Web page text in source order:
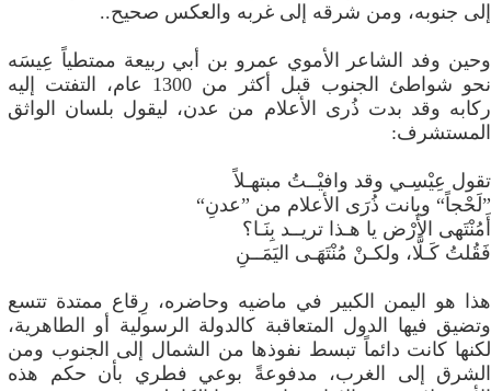
إلى جنوبه، ومن شرقه إلى غربه والعكس صحيح..
وحين وفد الشاعر الأموي عمرو بن أبي ربيعة ممتطياً عِيسَه
نحو شواطئ الجنوب قبل أكثر من 1300 عام، التفتت إليه
ركابه وقد بدت ذُرى الأعلام من عدن، ليقول بلسان الواثق
المستشرف:
​تقول عِيْسِـي وقد وافيْــتُ مبتهـلاً
”لَحْجاً“ وبانت ذُرَى الأعلام من ”عدنِ“
أَمُنْتَهى الأَرْض يا هـذا تريــد بِنَـا؟
فَقُلتُ كَـلَّا، ولكـنْ مُنْتَهَـى اليَمَــنِ
​هذا هو اليمن الكبير في ماضيه وحاضره، رِقاع ممتدة تتسع
وتضيق فيها الدول المتعاقبة كالدولة الرسولية أو الطاهرية،
لكنها كانت دائماً تبسط نفوذها من الشمال إلى الجنوب ومن
الشرق إلى الغرب، مدفوعةً بوعي فطري بأن حكم هذه